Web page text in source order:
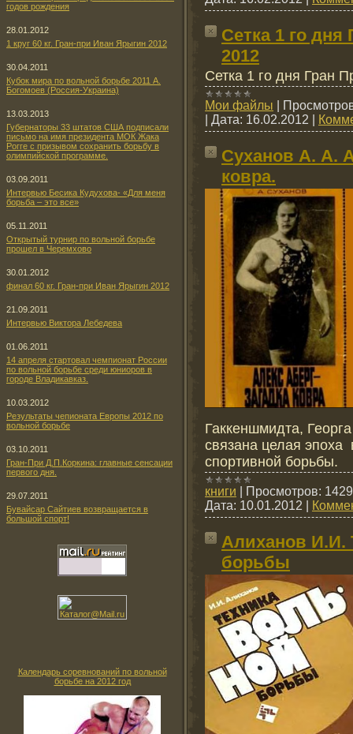
годов рождения
28.01.2012
1 круг 60 кг. Гран-при Иван Ярыгин 2012
30.04.2011
Кубок мира по вольной борьбе 2011 А.
Богомоев (Россия-Украина)
13.03.2013
Губернаторы 33 штатов США подписали
письмо на имя президента МОК Жака
Рогге с призывом сохранить борьбу в
олимпийской программе.
03.09.2011
Интервью Бесика Кудухова- «Для меня
борьба – это все»
05.11.2011
Открытый турнир по вольной борьбе
прошел в Черемхово
30.01.2012
финал 60 кг. Гран-при Иван Ярыгин 2012
21.09.2011
Интервью Виктора Лебедева
01.06.2011
14 апреля стартовал чемпионат России
по вольной борьбе среди юниоров в
городе Владикавказ.
10.03.2012
Результаты чепионата Европы 2012 по
вольной борьбе
03.10.2011
Гран-При Д.П.Коркина: главные сенсации
первого дня.
29.07.2011
Бувайсар Сайтиев возвращается в
большой спорт!
Календарь соревнований по вольной
борьбе на 2012 год
Сетка 1 го
2012
Сетка 1 го дня Гран
Мои файлы
Дата: 16.02.2012
Суханов А. А.
ковра.
Гаккеншмидта,
связана целая эпоха
спортивной борьбы.
книги Просмотров: 1429
Дата: 10.01.2012
Алиханов И.И.
борьбы